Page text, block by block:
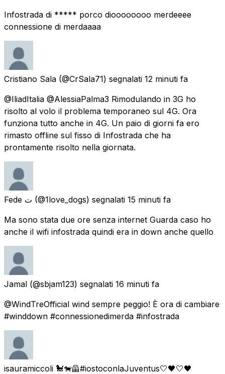
Infostrada di ***** porco dioooooooo merdeeee
connessione di merdaaaa
Cristiano Sala (@CrSala71) segnalati 12 minuti fa
@IliadItalia @AlessiaPalma3 Rimodulando in 3G ho
risolto al volo il problema temporaneo sul 4G. Ora
funziona tutto anche in 4G. Un paio di giorni fa ero
rimasto offline sul fisso di Infostrada che ha
prontamente risolto nella giornata.
Fede ت (@1love_dogs) segnalati 15 minuti fa
Ma sono stata due ore senza internet Guarda caso ho
anche il wifi infostrada quindi era in down anche quello
Jamal (@sbjam123) segnalati 16 minuti fa
@WindTreOfficial wind sempre peggio! È ora di cambiare
#winddown #connessionedimerda #infostrada
isauramiccoli 🐩🐕‍🦺#iostoconlaJuventus🤍🖤🤍🖤